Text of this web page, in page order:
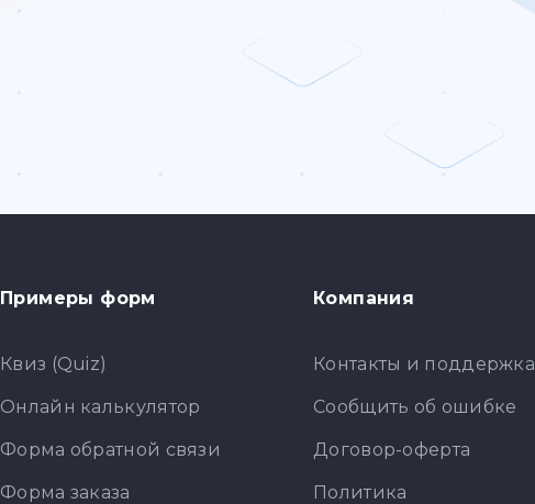
Примеры форм
Квиз (Quiz)
Онлайн калькулятор
Форма обратной связи
Форма заказа
Компания
Контакты и поддержка
Сообщить об ошибке
Договор-оферта
Политика